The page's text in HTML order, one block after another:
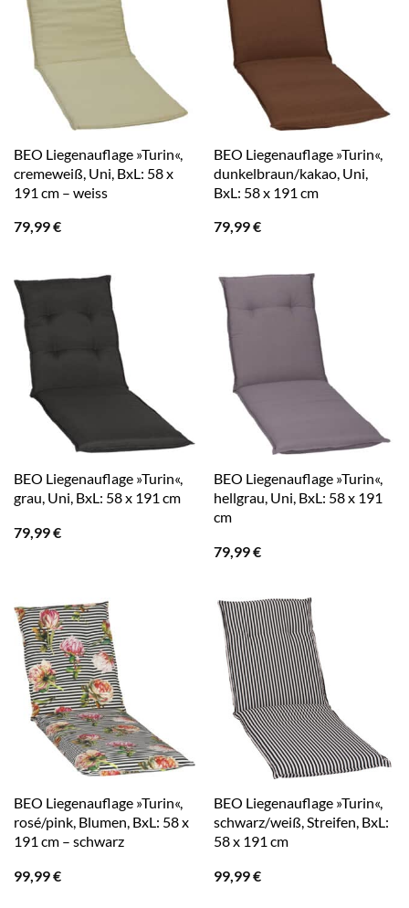
BEO Liegenauflage »Turin«,
cremeweiß, Uni, BxL: 58 x
191 cm – weiss
79,99€
BEO Liegenauflage »Turin«,
dunkelbraun/kakao, Uni,
BxL: 58 x 191 cm
79,99€
BEO Liegenauflage »Turin«,
grau, Uni, BxL: 58 x 191 cm
79,99€
BEO Liegenauflage »Turin«,
hellgrau, Uni, BxL: 58 x 191
cm
79,99€
BEO Liegenauflage »Turin«,
rosé/pink, Blumen, BxL: 58 x
191 cm – schwarz
99,99€
BEO Liegenauflage »Turin«,
schwarz/weiß, Streifen, BxL:
58 x 191 cm
99,99€